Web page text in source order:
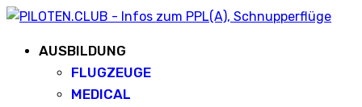
AUSBILDUNG
FLUGZEUGE
MEDICAL